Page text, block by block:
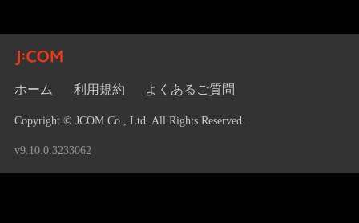
ホーム 利用規約 よくあるご質問
Copyright © JCOM Co., Ltd. All Rights Reserved.
v9.10.0.3233062